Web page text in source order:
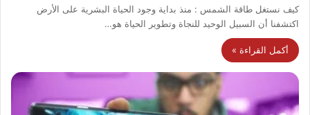
كيف نستغل طاقة الشمس : منذ بداية وجود الحياة البشرية على الأرض
اكتشفنا أن السبيل الوحيد للنجاة وتطوير الحياة هو…
أكمل القراءة »